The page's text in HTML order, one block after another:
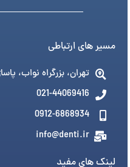
مسیر های ارتباطی
تهران، بزرگراه نواب،
021-44069416
0912-6868934
info@denti.ir
لینک های مفید